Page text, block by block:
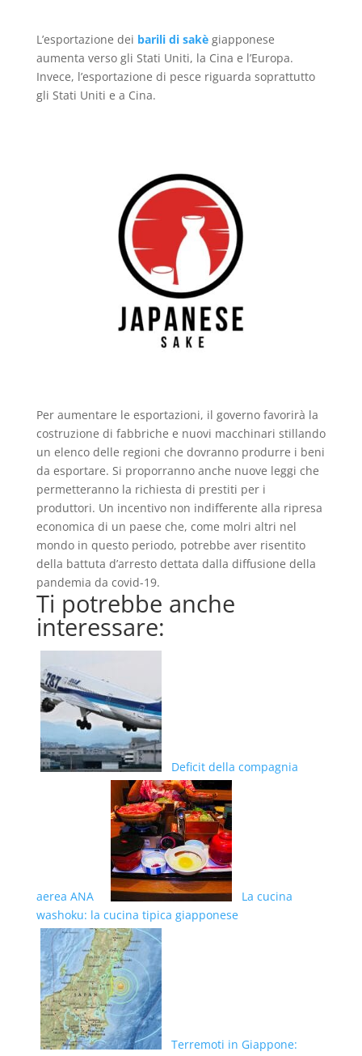
L’esportazione dei barili di sakè giapponese
aumenta verso gli Stati Uniti, la Cina e l’Europa.
Invece, l’esportazione di pesce riguarda soprattutto
gli Stati Uniti e a Cina.
Per aumentare le esportazioni, il governo favorirà la
costruzione di fabbriche e nuovi macchinari stillando
un elenco delle regioni che dovranno produrre i beni
da esportare. Si proporranno anche nuove leggi che
permetteranno la richiesta di prestiti per i
produttori. Un incentivo non indifferente alla ripresa
economica di un paese che, come molri altri nel
mondo in questo periodo, potrebbe aver risentito
della battuta d’arresto dettata dalla diffusione della
pandemia da covid-19.
Ti potrebbe anche
interessare:
Deficit della compagnia
aerea ANA
La cucina
washoku: la cucina tipica giapponese
Terremoti in Giappone: